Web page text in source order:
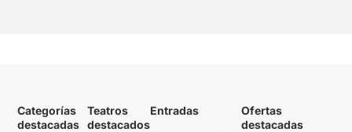
Categorías
destacadas
Teatros
destacados
Entradas
Ofertas
destacadas